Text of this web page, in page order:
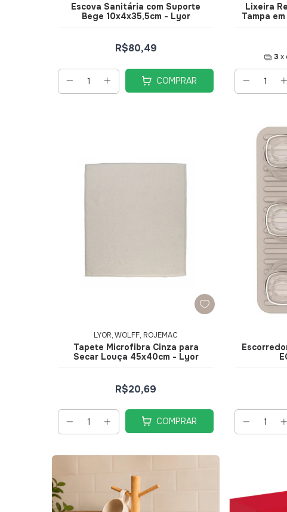
Escova Sanitária com Suporte
Bege 10x4x35,5cm - Lyor
R$80,49
COMPRAR
Lixeira
Tampa
3 x
LYOR, WOLFF, ROJEMAC
Tapete Microfibra Cinza para
Secar Louça 45x40cm - Lyor
R$20,69
COMPRAR